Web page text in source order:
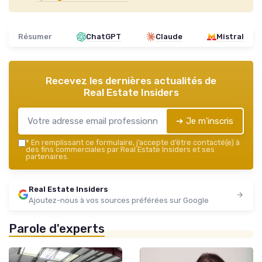
Résumer ChatGPT Claude Mistral
Recevez les dernières actualités de
Real Estate Insiders
➔ Je m'inscris
* En remplissant ce formulaire, j’accepte d’être contacté(e) à
des fins commerciales par Real Estate Insiders et ses
partenaires.
Real Estate Insiders
Ajoutez-nous à vos sources préférées sur Google
Parole d'experts